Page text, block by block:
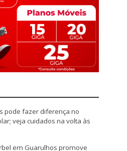
pode fazer diferença no
veja cuidados na volta às
em Guarulhos promove